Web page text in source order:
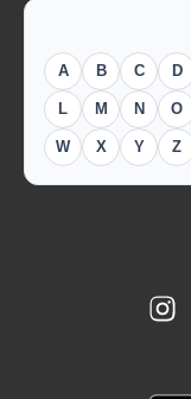
A B C D
L M N O
W X Y Z